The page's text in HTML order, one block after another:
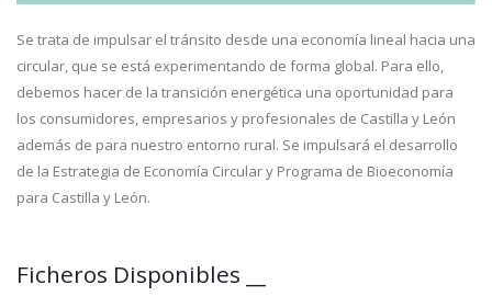
Se trata de impulsar el tránsito desde una economía lineal hacia una
circular, que se está experimentando de forma global. Para ello,
debemos hacer de la transición energética una oportunidad para
los consumidores, empresarios y profesionales de Castilla y León
además de para nuestro entorno rural. Se impulsará el desarrollo
de la Estrategia de Economía Circular y Programa de Bioeconomía
para Castilla y León.
Ficheros Disponibles __